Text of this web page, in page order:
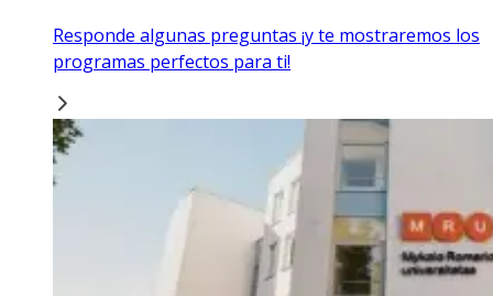
Responde algunas preguntas ¡y te mostraremos los
programas perfectos para ti!